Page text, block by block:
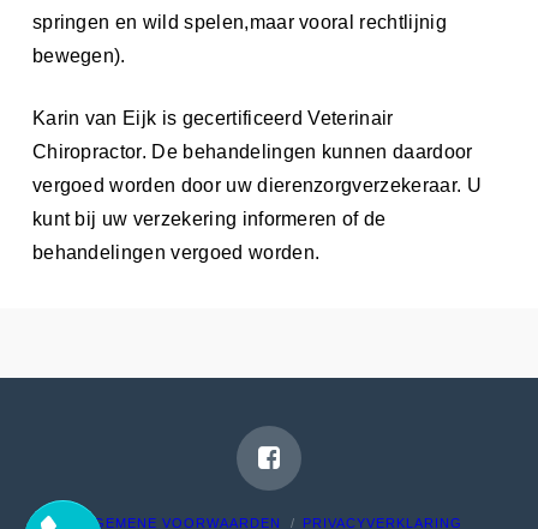
springen en wild spelen,maar vooral rechtlijnig
bewegen).
Karin van Eijk is gecertificeerd Veterinair
Chiropractor. De behandelingen kunnen daardoor
vergoed worden door uw dierenzorgverzekeraar. U
kunt bij uw verzekering informeren of de
behandelingen vergoed worden.
ALGEMENE VOORWAARDEN PRIVACYVERKLARING